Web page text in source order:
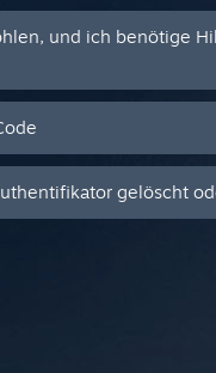
und ich benötige
gelöscht